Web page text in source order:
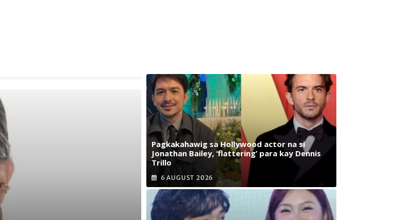
Pagkakahawig sa Hollywood actor na si
Jonathan Bailey, ‘flattering’ para kay Dennis
Trillo
6 AUGUST 2026